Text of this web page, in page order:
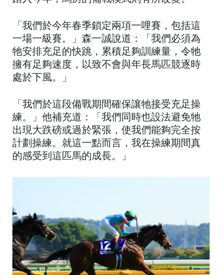
「我們於今年春季鎖定兩項一哩賽，包括這
一場一級賽。」森一誠說道：「我們必須為
牠安排充足的快跳，累積足夠訓練量，令牠
擁有足夠速度，以致不會與年長馬匹競逐時
處於下風。」
「我們於這段備戰期間確保讓牠接受充足操
練。」他補充道：「我們同時也設法避免牠
出現大跌磅或過於緊張，使我們能夠完全按
計劃操練。就這一點而言，我在操練期間真
的感受到這匹馬的成長。」